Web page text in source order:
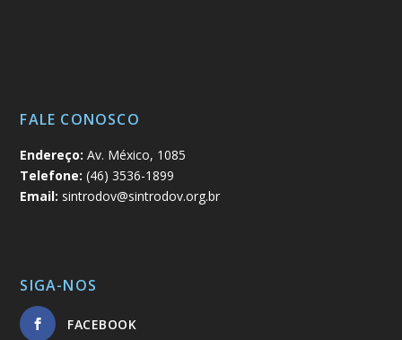
FALE CONOSCO
Endereço: Av. México, 1085
Telefone: (46) 3536-1899
Email: sintrodov@sintrodov.org.br
SIGA-NOS
FACEBOOK